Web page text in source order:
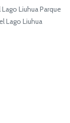
Liuhua Parque
Lago Liuhua